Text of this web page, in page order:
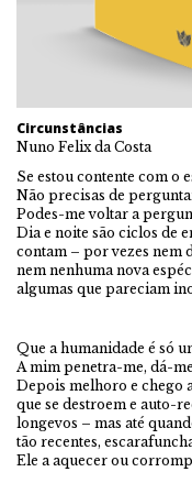
Circunstâncias
Nuno Felix da Costa
Se estou contente com o
Não precisas de
Podes-me voltar a
Dia e noite são ciclos de
contam – por vezes nem
nem nenhuma nova
algumas que pareciam
Que a humanidade é só
A mim penetra-me, dá-
Depois melhoro e chego
que se destroem e auto-
longevos – mas até
tão recentes,
Ele a aquecer ou